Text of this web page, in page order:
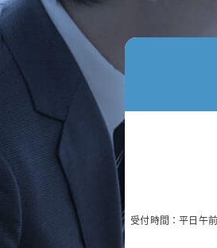
受付時間：平日午